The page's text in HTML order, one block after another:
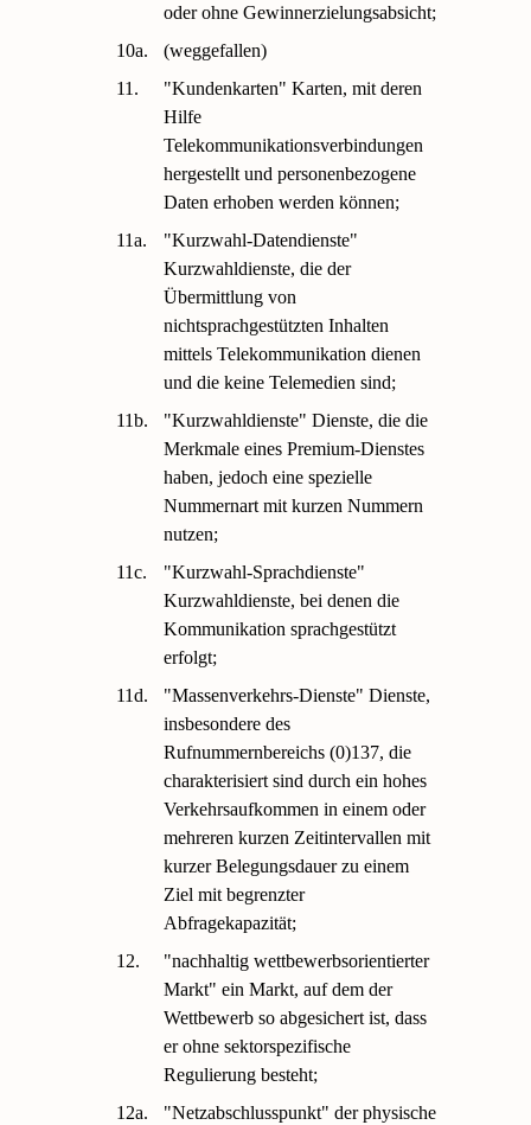
oder ohne Gewinnerzielungsabsicht;
10a.
(weggefallen)
11.
"Kundenkarten" Karten, mit deren
Hilfe
Telekommunikationsverbindungen
hergestellt und personenbezogene
Daten erhoben werden können;
11a.
"Kurzwahl-Datendienste"
Kurzwahldienste, die der
Übermittlung von
nichtsprachgestützten Inhalten
mittels Telekommunikation dienen
und die keine Telemedien sind;
11b.
"Kurzwahldienste" Dienste, die die
Merkmale eines Premium-Dienstes
haben, jedoch eine spezielle
Nummernart mit kurzen Nummern
nutzen;
11c.
"Kurzwahl-Sprachdienste"
Kurzwahldienste, bei denen die
Kommunikation sprachgestützt
erfolgt;
11d.
"Massenverkehrs-Dienste" Dienste,
insbesondere des
Rufnummernbereichs (0)137, die
charakterisiert sind durch ein hohes
Verkehrsaufkommen in einem oder
mehreren kurzen Zeitintervallen mit
kurzer Belegungsdauer zu einem
Ziel mit begrenzter
Abfragekapazität;
12.
"nachhaltig wettbewerbsorientierter
Markt" ein Markt, auf dem der
Wettbewerb so abgesichert ist, dass
er ohne sektorspezifische
Regulierung besteht;
12a.
"Netzabschlusspunkt" der physische